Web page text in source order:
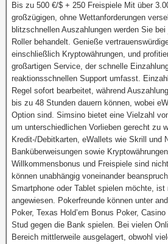
Bis zu 500 €/$ + 250 Freispiele Mit über
großzügigen, ohne Wettanforderungen
blitzschnellen Auszahlungen werden Sie
Roller behandelt. Genieße
einschließlich Kryptowährungen, und
großartigen Service, der schnelle
reaktionsschnellen Support umfasst.
Regel sofort bearbeitet, während
bis zu 48 Stunden dauern können, wobei
Option sind. Simsino bietet eine Vielzahl
um unterschiedlichen Vorlieben gerecht zu
Kredit-/Debitkarten, eWallets wie Skrill und
Banküberweisungen sowie
Willkommensbonus und Freispiele sind
können unabhängig voneinander
Smartphone oder Tablet spielen möchte, ist
angewiesen. Pokerfreunde können unter
Poker, Texas Hold’em Bonus Poker, Casino
Stud gegen die Bank spielen. Bei vielen
Bereich mittlerweile ausgelagert, obwohl